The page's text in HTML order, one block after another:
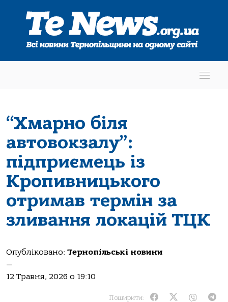
“Хмарно біля
автовокзалу”:
підприємець із
Кропивницького
отримав термін за
зливання локацій ТЦК
Опубліковано: Тернопільські новини
—
12 Травня, 2026 о 19:10
Поширити: